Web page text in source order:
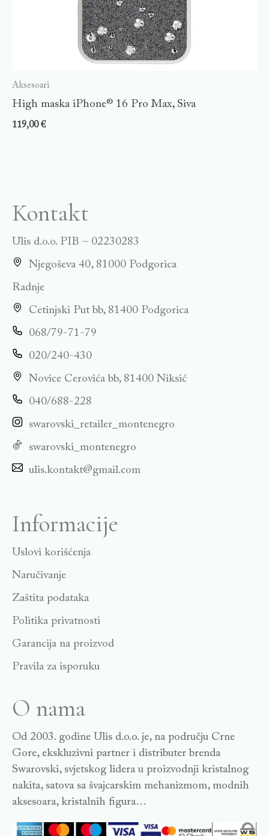
Aksesoari
High maska iPhone® 16 Pro Max, Siva
119,00€
Kontakt
Ulis d.o.o. PIB – 02230283
Njegoševa 40, 81000 Podgorica
Radnje
Cetinjski Put bb, 81400 Podgorica
068/79-71-79
020/240-430
Novice Cerovića bb, 81400 Niksić
040/688-228
swarovski_retailer_montenegro
swarovski_montenegro
ulis.kontakt@gmail.com
Informacije
Uslovi korišćenja
Naručivanje
Zaštita podataka
Politika privatnosti
Garancija na proizvod
Pravila za isporuku
O nama
Od 2003. godine Ulis d.o.o. je, na području Crne
Gore, ekskluzivni partner i distributer brenda
Swarovski, svjetskog lidera u proizvodnji kristalnog
nakita, satova sa švajcarskim mehanizmom, modnih
aksesoara, kristalnih figura…